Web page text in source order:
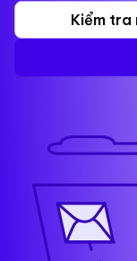
Kiểm tra